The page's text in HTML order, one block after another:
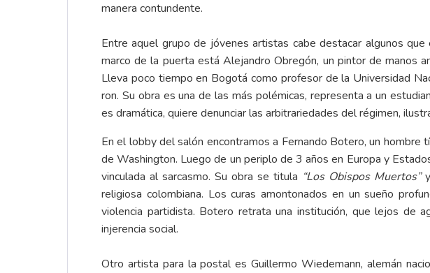
manera contundente.
Entre aquel grupo de jóvenes artistas cabe destacar algunos
marco de la puerta está Alejandro Obregón, un pintor de manos
Lleva poco tiempo en Bogotá como profesor de la Universidad
ron. Su obra es una de las más polémicas, representa a un
es dramática, quiere denunciar las arbitrariedades del régimen,
En el lobby del salón encontramos a Fernando Botero, un
de Washington. Luego de un periplo de 3 años en Europa y
vinculada al sarcasmo. Su obra se titula “Los Obispos Muertos”
religiosa colombiana. Los curas amontonados en un sueño
violencia partidista. Botero retrata una institución, que lejos de
injerencia social.
Otro artista para la postal es Guillermo Wiedemann, alemán